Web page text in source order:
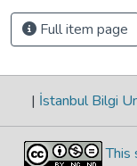
Full item page
| İstanbul Bilgi
This